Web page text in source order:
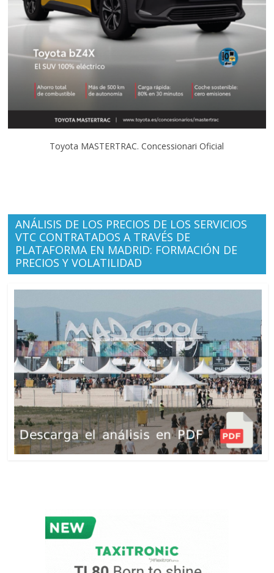
Toyota MASTERTRAC. Concessionari Oficial
ANÁLISIS DE LOS PRECIOS DE LOS SERVICIOS
VTC CONTRATADOS A TRAVÉS DE
PLATAFORMA EN MADRID: FORMACIÓN DE
PRECIOS Y VOLATILIDAD